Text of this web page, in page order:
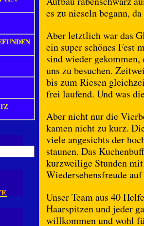
es zu nieseln begann,
Aber letztlich war das
ein super schönes Fest
sind wieder
uns zu besuchen.
bis zum Riesen
frei laufend. Und was
Aber nicht nur die
kamen nicht zu kurz.
viele angesichts der
staunen. Das
kurzweilige Stunden
Wiedersehensfreude
Unser Team aus 40
Haarspitzen und jeder
willkommen und wohl